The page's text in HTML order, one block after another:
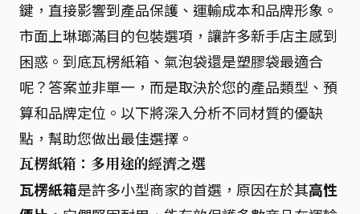
鍵，直接影響到產品保護、運輸成本和品牌形象。
市面上琳瑯滿目的包裝選項，讓許多新手店主感到
困惑。到底瓦楞紙箱、氣泡袋還是塑膠袋最適合
呢？答案並非單一，而是取決於您的產品類型、預
算和品牌定位。以下將深入分析不同材質的優缺
點，幫助您做出最佳選擇。
瓦楞紙箱：多用途的經濟之選
瓦楞紙箱是許多小型商家的首選，原因在於其高性